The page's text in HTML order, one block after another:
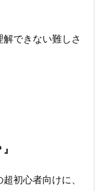
できない難しさ
初心者向けに、